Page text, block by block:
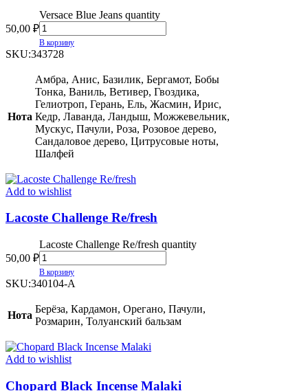
50,00 ₽
Versace Blue Jeans quantity
В корзину
SKU:343728
Нота
Амбра, Анис, Базилик, Бергамот, Бобы
Тонка, Ваниль, Ветивер, Гвоздика,
Гелиотроп, Герань, Ель, Жасмин, Ирис,
Кедр, Лаванда, Ландыш, Можжевельник,
Мускус, Пачули, Роза, Розовое дерево,
Сандаловое дерево, Цитрусовые ноты,
Шалфей
Add to wishlist
Lacoste Challenge Re/fresh
50,00 ₽
Lacoste Challenge Re/fresh quantity
В корзину
SKU:340104-A
Нота
Берёза, Кардамон, Орегано, Пачули,
Розмарин, Толуанский бальзам
Add to wishlist
Chopard Black Incense Malaki